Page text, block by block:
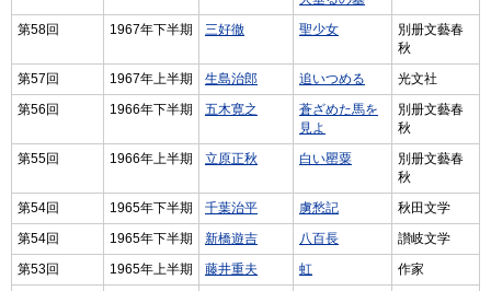
第58回 1967年下半期 三好徹 聖少女
別册文藝春
秋
第57回
1967年上半期 生島治郎 追いつめる
光文社
第56回
1966年下半期 五木寛之
蒼ざめた馬を
見よ
別册文藝春
秋
第55回
1966年上半期 立原正秋 白い罌粟
別册文藝春
秋
第54回
1965年下半期 千葉治平 虜愁記
秋田文学
第54回
1965年下半期 新橋遊吉 八百長
讃岐文学
第53回
1965年上半期 藤井重夫 虹
作家